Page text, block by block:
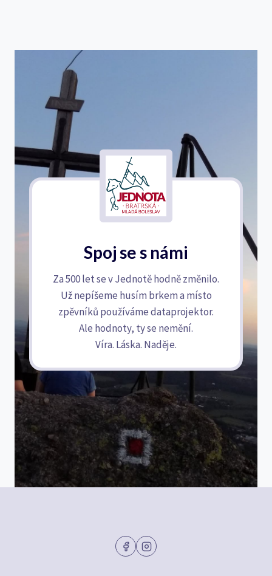
Spoj se s námi
Za 500 let se v Jednotě hodně změnilo.
Už nepíšeme husím brkem a místo
zpěvníků používáme dataprojektor.
Ale hodnoty, ty se nemění.
Víra. Láska. Naděje.